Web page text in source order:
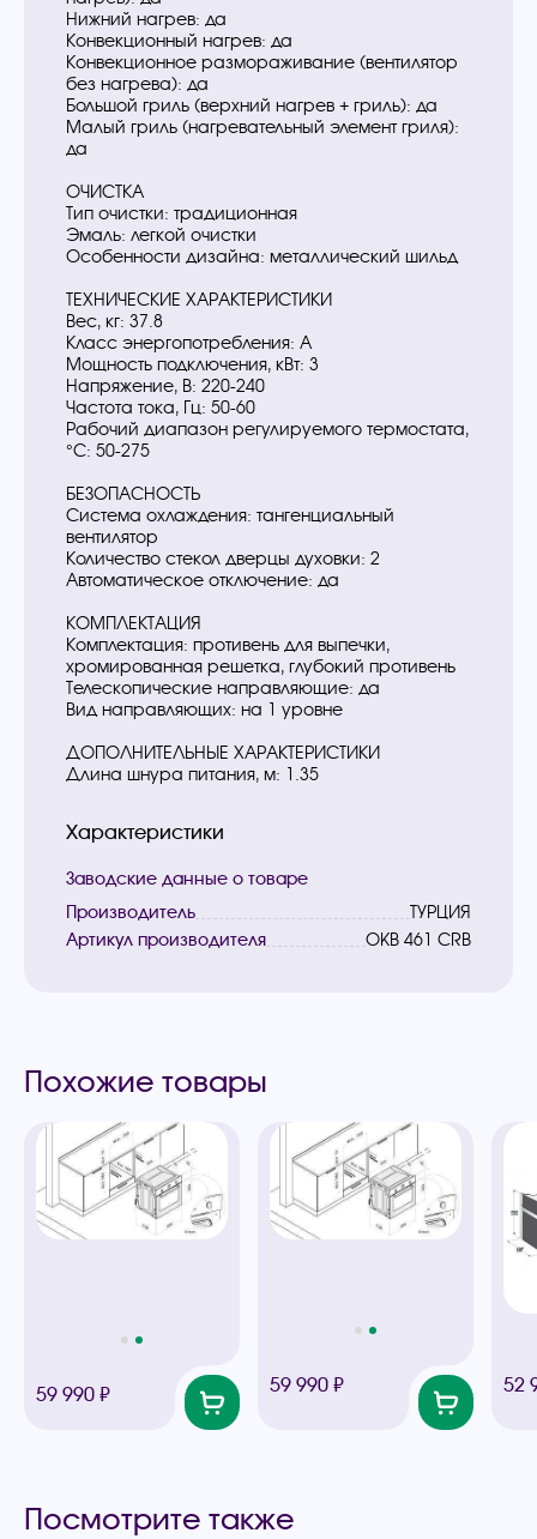
Нижний нагрев: да
Конвекционный нагрев: да
Конвекционное размораживание (вентилятор
без нагрева): да
Большой гриль (верхний нагрев + гриль): да
Малый гриль (нагревательный элемент гриля):
да
ОЧИСТКА
Тип очистки: традиционная
Эмаль: легкой очистки
Особенности дизайна: металлический шильд
ТЕХНИЧЕСКИЕ ХАРАКТЕРИСТИКИ
Вес, кг: 37.8
Класс энергопотребления: A
Мощность подключения, кВт: 3
Напряжение, В: 220-240
Частота тока, Гц: 50-60
Рабочий диапазон регулируемого термостата,
°C: 50-275
БЕЗОПАСНОСТЬ
Система охлаждения: тангенциальный
вентилятор
Количество стекол дверцы духовки: 2
Автоматическое отключение: да
КОМПЛЕКТАЦИЯ
Комплектация: противень для выпечки,
хромированная решетка, глубокий противень
Телескопические направляющие: да
Вид направляющих: на 1 уровне
ДОПОЛНИТЕЛЬНЫЕ ХАРАКТЕРИСТИКИ
Длина шнура питания, м: 1.35
Характеристики
Заводские данные о товаре
Производитель
ТУРЦИЯ
Артикул производителя
OKB 461 CRB
Похожие товары
59 990 ₽ 59 990 ₽ 52
Посмотрите также